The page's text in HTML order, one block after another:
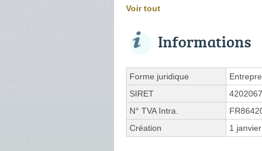
Voir tout
Informations
Forme juridique
SIRET
N° TVA Intra.
Création
1